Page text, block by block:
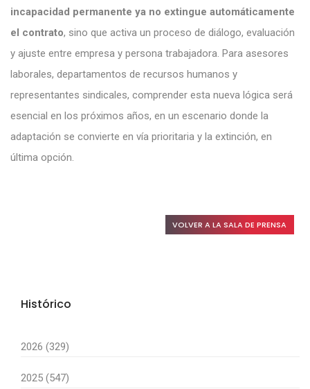
incapacidad permanente ya no extingue automáticamente
el contrato, sino que activa un proceso de diálogo, evaluación
y ajuste entre empresa y persona trabajadora. Para asesores
laborales, departamentos de recursos humanos y
representantes sindicales, comprender esta nueva lógica será
esencial en los próximos años, en un escenario donde la
adaptación se convierte en vía prioritaria y la extinción, en
última opción.
VOLVER A LA SALA DE PRENSA
Histórico
2026 (329)
2025 (547)